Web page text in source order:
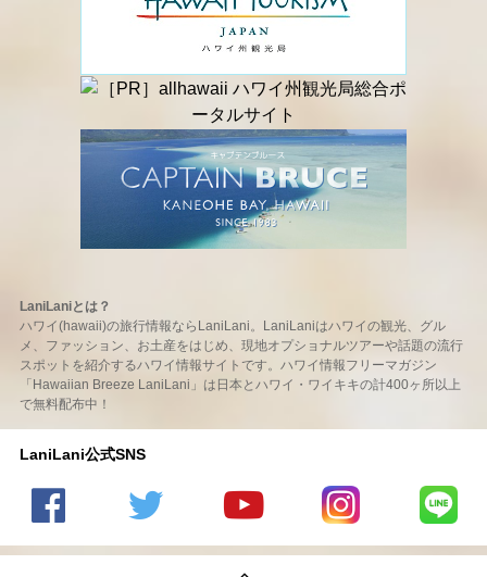
LaniLaniとは？
ハワイ(hawaii)の旅行情報ならLaniLani。LaniLaniはハワイの観光、グル
メ、ファッション、お土産をはじめ、現地オプショナルツアーや話題の流行
スポットを紹介するハワイ情報サイトです。ハワイ情報フリーマガジン
「Hawaiian Breeze LaniLani」は日本とハワイ・ワイキキの計400ヶ所以上
で無料配布中！
LaniLani公式SNS
の
のtwitter
の
LaniLani
LaniLani